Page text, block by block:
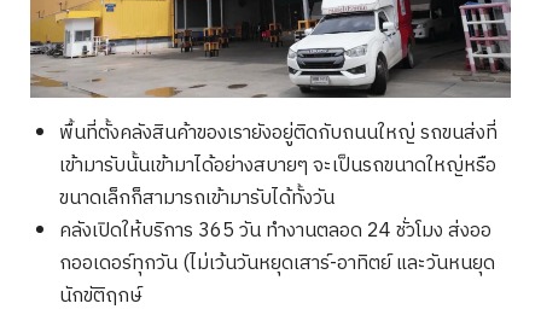
Search
for:
พื้นที่ตั้งคลังสินค้าของเรายังอยู่ติดกับถนนใหญ่ รถขนส่งที่
เข้ามารับนั้นเข้ามาได้อย่างสบายๆ จะเป็นรถขนาดใหญ่หรือ
ขนาดเล็กก็สามารถเข้ามารับได้ทั้งวัน
คลังเปิดให้บริการ 365 วัน ทำงานตลอด 24 ชั่วโมง ส่งออ
กออเดอร์ทุกวัน (ไม่เว้นวันหยุดเสาร์-อาทิตย์ และวันหนยุด
นักขัติฤกษ์